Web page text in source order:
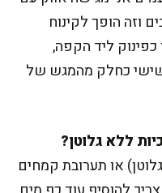
וזה הופך לקינוח
ליד הקפה,
שישי כחלק מהמגש של
או תערובת קמחים